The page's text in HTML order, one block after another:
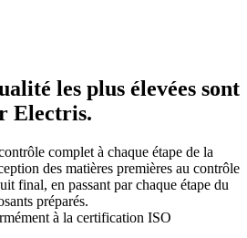
les plus élevées sont
Electris.
complet à chaque étape de la
des matières premières au contrôle
final, en passant par chaque étape du
préparés.
à la certification ISO